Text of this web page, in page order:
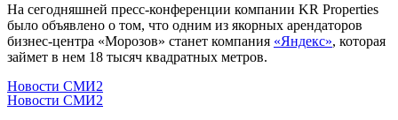
На сегодняшней пресс-конференции компании KR Properties
было объявлено о том, что одним из якорных арендаторов
бизнес-центра «Морозов» станет компания «Яндекс», которая
займет в нем 18 тысяч квадратных метров.
Новости СМИ2
Новости СМИ2